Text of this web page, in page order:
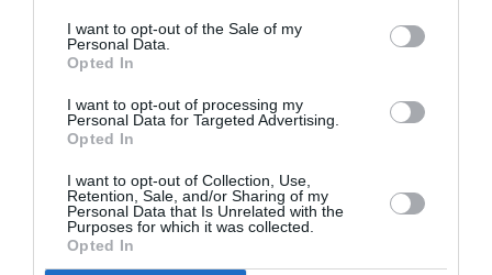
I want to opt-out of the Sale of my
Personal Data.
Opted In
I want to opt-out of processing my
Personal Data for Targeted Advertising.
Opted In
I want to opt-out of Collection, Use,
Retention, Sale, and/or Sharing of my
Personal Data that Is Unrelated with the
Purposes for which it was collected.
Opted In